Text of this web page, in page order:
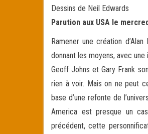
Dessins de Neil Edwards
Parution aux USA le
Ramener une création
donnant les moyens, avec
Geoff Johns et Gary Frank
rien à voir. Mais on ne peut
base d’une refonte de
America est presque un
précédent, cette